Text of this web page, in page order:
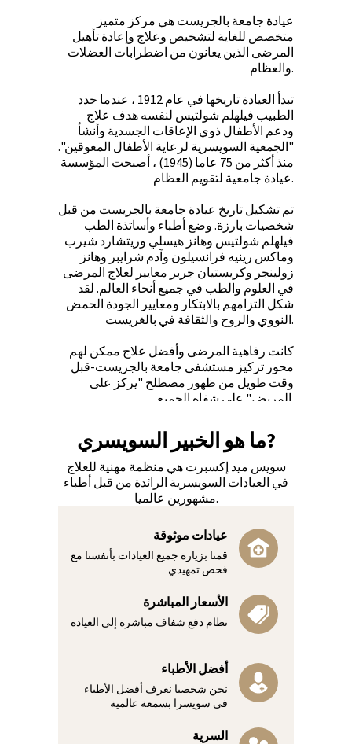
عيادة جامعة بالجريست هي مركز متميز
متخصص للغاية لتشخيص وعلاج وإعادة تأهيل
المرضى الذين يعانون من اضطرابات العضلات
والعظام.
تبدأ العيادة تاريخها في عام 1912 ، عندما حدد
الطبيب فيلهلم شولتيس لنفسه هدف علاج
ودعم الأطفال ذوي الإعاقات الجسدية وأنشأ
"الجمعية السويسرية لرعاية الأطفال المعوقين".
منذ أكثر من 75 عاما (1945) ، أصبحت المؤسسة
عيادة جامعية لتقويم العظام.
تم تشكيل تاريخ عيادة جامعة بالجريست من قبل
شخصيات بارزة. وضع أطباء وأساتذة الطب
فيلهلم شولتيس وهانز هيسلي وريتشارد شيرب
وماكس رينيه فرانسيلون وآدم شرايبر وهانز
زولينجر وكريستيان جربر معايير لعلاج المرضى
في العلوم والطب في جميع أنحاء العالم. لقد
شكل التزامهم بالابتكار ومعايير الجودة الحمض
النووي والروح والثقافة في بالغريست.
كانت رفاهية المرضى وأفضل علاج ممكن لهم
محور تركيز مستشفى جامعة بالجريست-قبل
وقت طويل من ظهور مصطلح "يركز على
سويس ميد إكسبرت هي منظمة مهنية للعلاج
في العيادات السويسرية الرائدة من قبل أطباء
مشهورين عالميا.
ما هو الخبير السويسري?
قمنا بزيارة جميع العيادات بأنفسنا مع
فحص تمهيدي
عيادات موثوقة
نحن شخصيا نعرف أفضل الأطباء
في سويسرا بسمعة عالمية
أفضل الأطباء
نظام دفع شفاف مباشرة إلى العيادة
الأسعار المباشرة
السرية